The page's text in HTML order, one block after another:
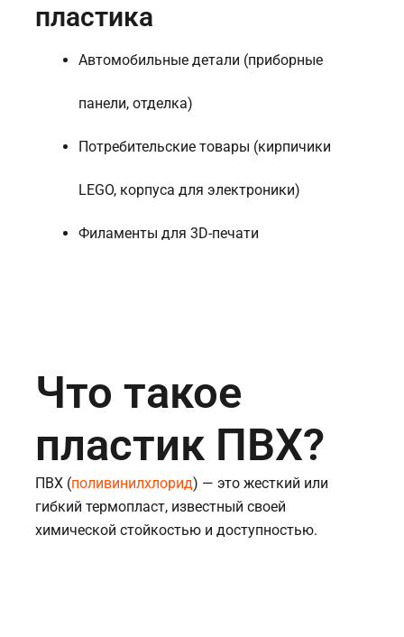
пластика
Автомобильные детали (приборные
панели, отделка)
Потребительские товары (кирпичики
LEGO, корпуса для электроники)
Филаменты для 3D-печати
Что такое
пластик ПВХ?
ПВХ (поливинилхлорид) — это жесткий или
гибкий термопласт, известный своей
химической стойкостью и доступностью.